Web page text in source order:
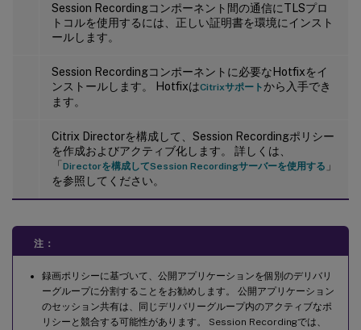
Session Recordingコンポーネント間の通信にTLSプロ
トコルを使用するには、正しい証明書を環境にインスト
ールします。
Session Recordingコンポーネントに必要なHotfixをイ
ンストールします。 HotfixはCitrixサポートから入手でき
ます。
Citrix Directorを構成して、Session Recordingポリシー
を作成およびアクティブ化します。 詳しくは、
「 Directorを構成してSession Recordingサーバーを使用する 」
を参照してください。
注：
録画ポリシーに基づいて、公開アプリケーションを個別のデリバリ
ーグループに分割することをお勧めします。 公開アプリケーション
のセッション共有は、同じデリバリーグループ内のアクティブなポ
リシーと競合する可能性があります。 Session Recordingでは、